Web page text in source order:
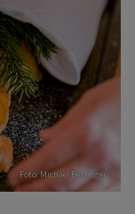
Foto: Michael Reidinger